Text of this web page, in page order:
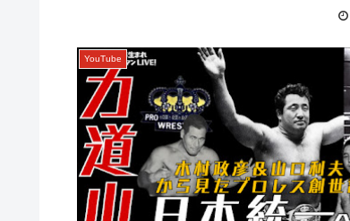
YouTube